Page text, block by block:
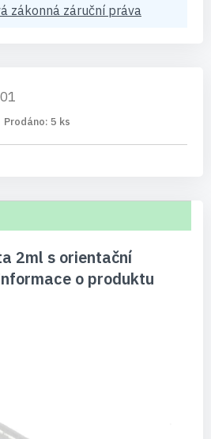
zákonná záruční práva
Prodáno: 5 ks
2ml s orientační
o produktu